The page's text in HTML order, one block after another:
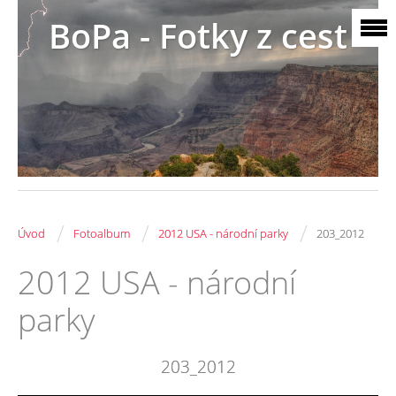
BoPa - Fotky z cest
Úvod / Fotoalbum / 2012 USA - národní parky / 203_2012
2012 USA - národní
parky
203_2012